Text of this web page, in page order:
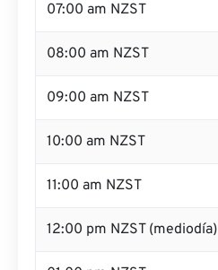
07:00 am NZST
08:00 am NZST
09:00 am NZST
10:00 am NZST
11:00 am NZST
12:00 pm NZST (mediodía)